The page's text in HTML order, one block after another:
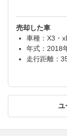
売却した車
車種：X3・
年式：2018
走行距離：
ユ